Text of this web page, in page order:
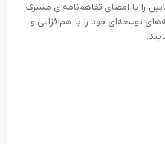
را با امضای تفاهم‌نامه‌ای مشترک
توسعه‌ای خود را با هم‌افزایی و